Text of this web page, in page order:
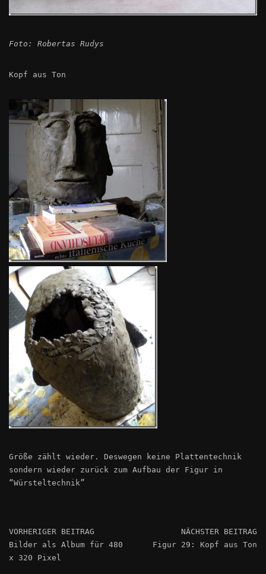
Foto: Robertas Rudys
Kopf aus Ton
Größe zählt wieder. Deswegen keine Plattentechnik
sondern wieder zurück zum Aufbau der Figur in
“Würsteltechnik”
VORHERIGER BEITRAG
Bilder als Album für 480
x 320 Pixel
NÄCHSTER BEITRAG
Figur 29: Kopf aus Ton